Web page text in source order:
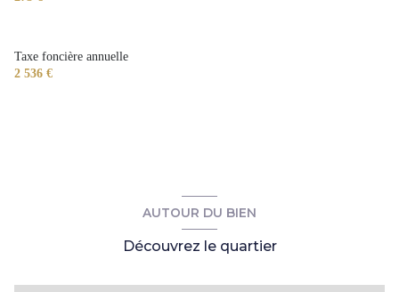
Taxe foncière annuelle
2 536 €
AUTOUR DU BIEN
Découvrez le quartier